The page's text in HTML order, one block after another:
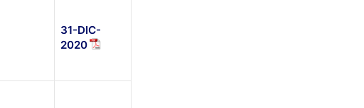
31-DIC-
2020